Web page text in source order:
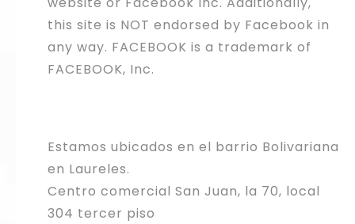
this site is NOT endorsed by Facebook in
any way. FACEBOOK is a trademark of
FACEBOOK, Inc.
Estamos ubicados en el barrio Bolivariana
en Laureles.
Centro comercial San Juan, la 70, local
304 tercer piso